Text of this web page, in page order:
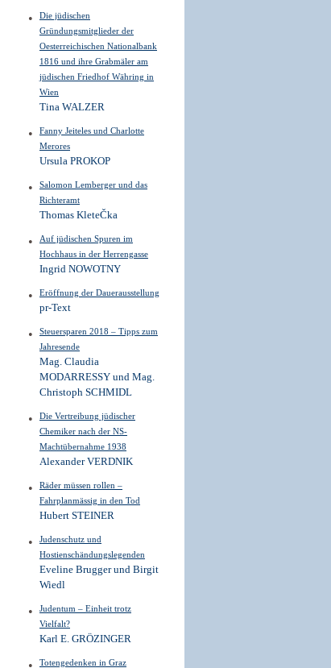
Die jüdischen
Gründungsmitglieder der
Oesterreichischen Nationalbank
1816 und ihre Grabmäler am
jüdischen Friedhof Währing in
Wien
Tina WALZER
Fanny Jeiteles und Charlotte
Merores
Ursula PROKOP
Salomon Lemberger und das
Richteramt
Thomas KleteČka
Auf jüdischen Spuren im
Hochhaus in der Herrengasse
Ingrid NOWOTNY
Eröffnung der Dauerausstellung
pr-Text
Steuersparen 2018 – Tipps zum
Jahresende
Mag. Claudia
MODARRESSY und Mag.
Christoph SCHMIDL
Die Vertreibung jüdischer
Chemiker nach der NS-
Machtübernahme 1938
Alexander VERDNIK
Räder müssen rollen –
Fahrplanmässig in den Tod
Hubert STEINER
Judenschutz und
Hostienschändungslegenden
Eveline Brugger und Birgit
Wiedl
Judentum – Einheit trotz
Vielfalt?
Karl E. GRÖZINGER
Totengedenken in Graz